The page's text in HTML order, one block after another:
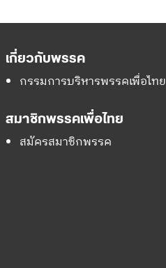
เกี่ยวกับพรรค
กรรมการบริหารพรรคเพื่อไทย
สมาชิกพรรคเพื่อไทย
สมัครสมาชิกพรรค